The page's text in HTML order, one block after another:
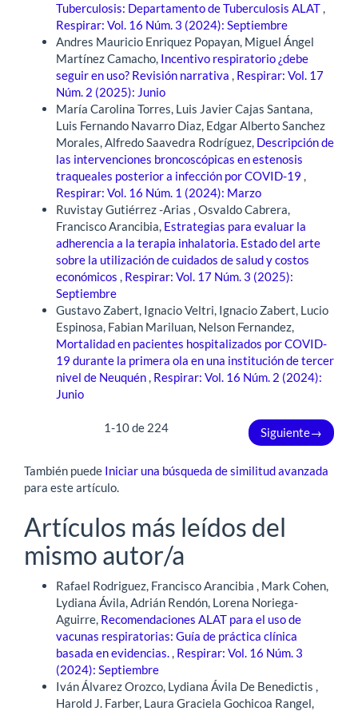
Tuberculosis: Departamento de Tuberculosis ALAT,
Respirar: Vol. 16 Núm. 3 (2024): Septiembre
Andres Mauricio Enriquez Popayan, Miguel Ángel
Martínez Camacho, Incentivo respiratorio ¿debe
seguir en uso? Revisión narrativa , Respirar: Vol. 17
Núm. 2 (2025): Junio
María Carolina Torres, Luis Javier Cajas Santana,
Luis Fernando Navarro Diaz, Edgar Alberto Sanchez
Morales, Alfredo Saavedra Rodríguez, Descripción de
las intervenciones broncoscópicas en estenosis
traqueales posterior a infección por COVID-19 ,
Respirar: Vol. 16 Núm. 1 (2024): Marzo
Ruvistay Gutiérrez -Arias , Osvaldo Cabrera,
Francisco Arancibia, Estrategias para evaluar la
adherencia a la terapia inhalatoria. Estado del arte
sobre la utilización de cuidados de salud y costos
económicos , Respirar: Vol. 17 Núm. 3 (2025):
Septiembre
Gustavo Zabert, Ignacio Veltri, Ignacio Zabert, Lucio
Espinosa, Fabian Mariluan, Nelson Fernandez,
Mortalidad en pacientes hospitalizados por COVID-
19 durante la primera ola en una institución de tercer
nivel de Neuquén, Respirar: Vol. 16 Núm. 2 (2024):
Junio
1-10 de 224 Siguiente→
También puede Iniciar una búsqueda de similitud avanzada
para este artículo.
Artículos más leídos del
mismo autor/a
Rafael Rodriguez, Francisco Arancibia , Mark Cohen,
Lydiana Ávila, Adrián Rendón, Lorena Noriega-
Aguirre, Recomendaciones ALAT para el uso de
vacunas respiratorias: Guía de práctica clínica
basada en evidencias., Respirar: Vol. 16 Núm. 3
(2024): Septiembre
Iván Álvarez Orozco, Lydiana Ávila De Benedictis ,
Harold J. Farber, Laura Graciela Gochicoa Rangel,